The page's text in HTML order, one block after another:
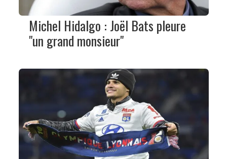
Michel Hidalgo : Joël Bats pleure
"un grand monsieur"